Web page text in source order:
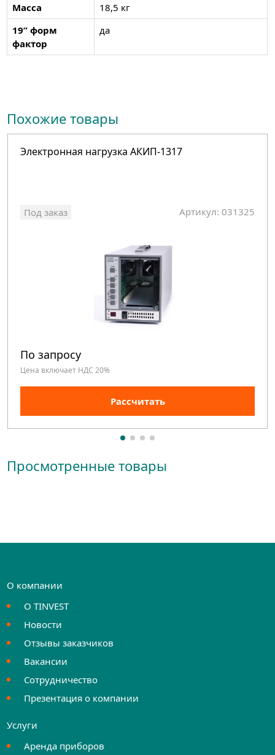
Масса
18,5 кг
19” форм
фактор
да
Похожие товары
Электронная нагрузка АКИП-1317
Под заказ Артикул: 031325
По запросу
Цена включает НДС 20%
Рассчитать
Просмотренные товары
О компании
О TINVEST
Новости
Отзывы заказчиков
Вакансии
Сотрудничество
Презентация о компании
Услуги
Аренда приборов